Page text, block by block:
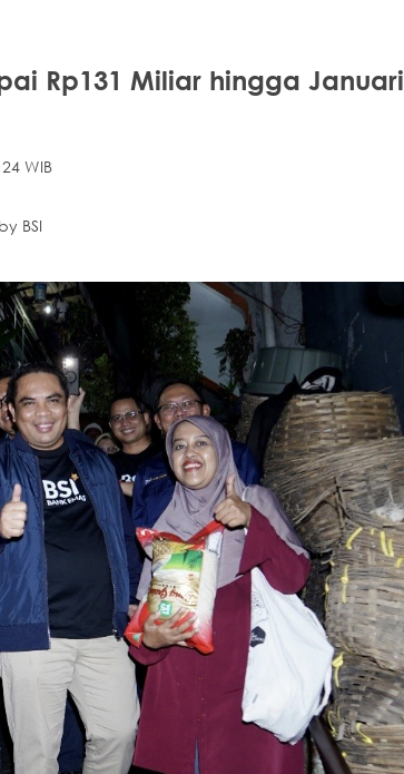
Rp131 Miliar hingga Januari
WIB
BSI